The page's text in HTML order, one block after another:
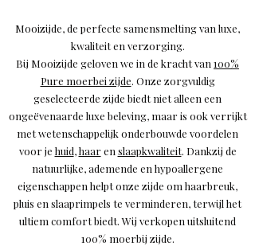
Mooizijde, de perfecte samensmelting van luxe,
kwaliteit en verzorging.
Bij Mooizijde geloven we in de kracht van 100%
Pure moerbei zijde. Onze zorgvuldig
geselecteerde zijde biedt niet alleen een
ongeëvenaarde luxe beleving, maar is ook verrijkt
met wetenschappelijk onderbouwde voordelen
voor je huid,haaren slaapkwaliteit. Dankzij de
natuurlijke, ademende en hypoallergene
eigenschappen helpt onze zijde om haarbreuk,
pluis en slaaprimpels te verminderen, terwijl het
ultiem comfort biedt. Wij verkopen uitsluitend
100% moerbij zijde.